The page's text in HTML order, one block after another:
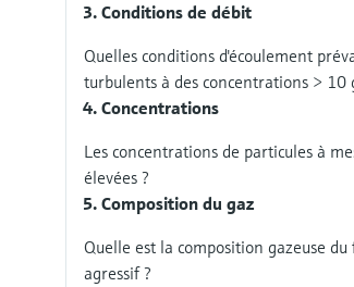
Conditions de débit
Quelles conditions d'écoulement
turbulents à des concentrations > 10
Concentrations
Les concentrations de particules à
élevées ?
Composition du gaz
Quelle est la composition gazeuse
agressif ?